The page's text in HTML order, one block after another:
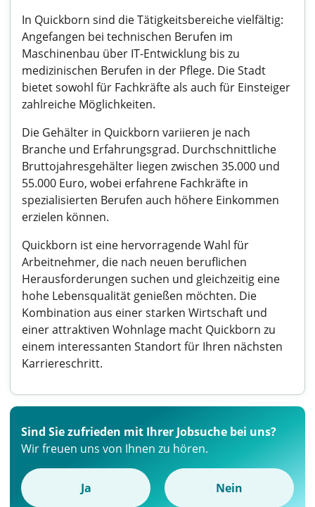
In Quickborn sind die Tätigkeitsbereiche vielfältig:
Angefangen bei technischen Berufen im
Maschinenbau über IT-Entwicklung bis zu
medizinischen Berufen in der Pflege. Die Stadt
bietet sowohl für Fachkräfte als auch für Einsteiger
zahlreiche Möglichkeiten.
Die Gehälter in Quickborn variieren je nach
Branche und Erfahrungsgrad. Durchschnittliche
Bruttojahresgehälter liegen zwischen 35.000 und
55.000 Euro, wobei erfahrene Fachkräfte in
spezialisierten Berufen auch höhere Einkommen
erzielen können.
Quickborn ist eine hervorragende Wahl für
Arbeitnehmer, die nach neuen beruflichen
Herausforderungen suchen und gleichzeitig eine
hohe Lebensqualität genießen möchten. Die
Kombination aus einer starken Wirtschaft und
einer attraktiven Wohnlage macht Quickborn zu
einem interessanten Standort für Ihren nächsten
Karriereschritt.
Sind Sie zufrieden mit Ihrer Jobsuche bei uns?
Wir freuen uns von Ihnen zu hören.
Ja Nein